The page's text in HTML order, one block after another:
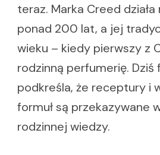
teraz. Marka Creed
ponad 200 lat, a jej
wieku – kiedy pierwszy z
rodzinną perfumerię. Dziś
podkreśla, że receptury i
formuł są przekazywane
rodzinnej wiedzy.